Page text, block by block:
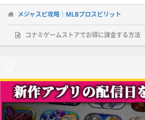
メジャスピ攻略｜MLBプロスピリット
コナミゲームストアでお得に課金する方法